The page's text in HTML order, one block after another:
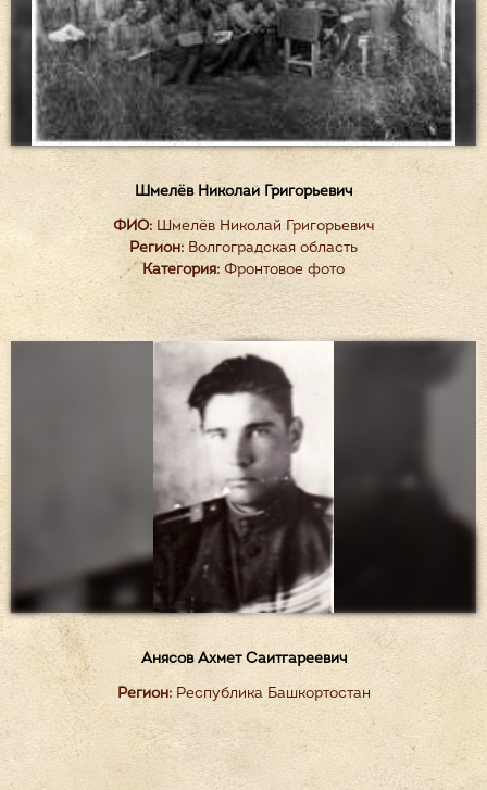
Шмелёв Николай Григорьевич
ФИО: Шмелёв Николай Григорьевич
Регион: Волгоградская область
Категория: Фронтовое фото
Анясов Ахмет Саитгареевич
Регион:Республика Башкортостан